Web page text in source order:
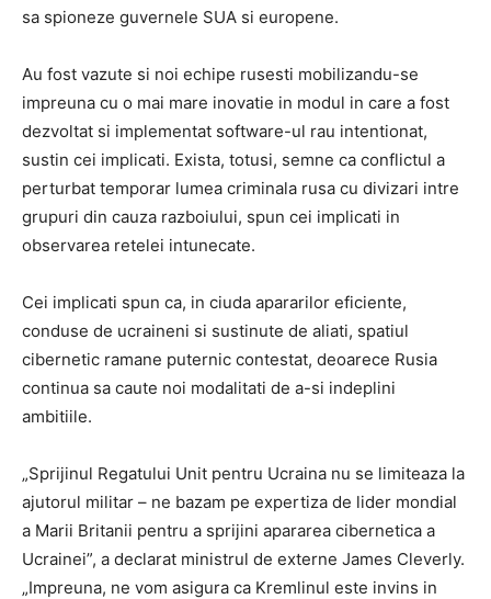
sa spioneze guvernele SUA si europene.
Au fost vazute si noi echipe rusesti mobilizandu-se
impreuna cu o mai mare inovatie in modul in care a fost
dezvoltat si implementat software-ul rau intentionat,
sustin cei implicati. Exista, totusi, semne ca conflictul a
perturbat temporar lumea criminala rusa cu divizari intre
grupuri din cauza razboiului, spun cei implicati in
observarea retelei intunecate.
Cei implicati spun ca, in ciuda apararilor eficiente,
conduse de ucraineni si sustinute de aliati, spatiul
cibernetic ramane puternic contestat, deoarece Rusia
continua sa caute noi modalitati de a-si indeplini
ambitiile.
„Sprijinul Regatului Unit pentru Ucraina nu se limiteaza la
ajutorul militar – ne bazam pe expertiza de lider mondial
a Marii Britanii pentru a sprijini apararea cibernetica a
Ucrainei”, a declarat ministrul de externe James Cleverly.
„Impreuna, ne vom asigura ca Kremlinul este invins in